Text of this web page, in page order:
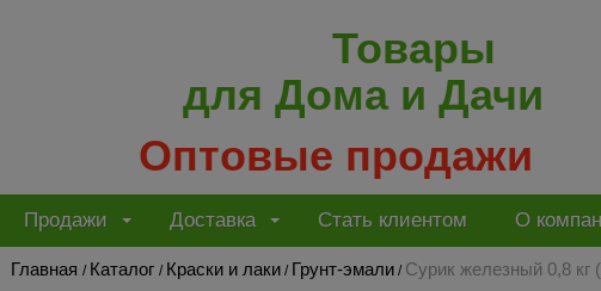
Товары
для Дома и Дачи
Оптовые продажи
Продажи Доставка Стать клиентом О
Главная / Каталог / Краски и лаки / Грунт-эмали / Сурик железный 0,8 кг